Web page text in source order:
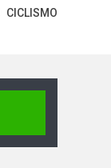
CICLISMO